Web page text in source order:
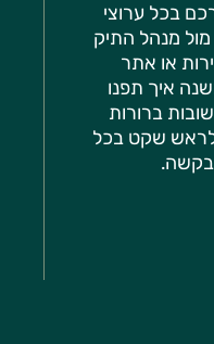
בכל ערוצי
מול מנהל התיק
או אתר
איך תפנו
ברורות
לראש שקט בכל